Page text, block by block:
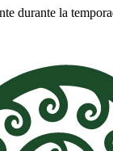
durante la